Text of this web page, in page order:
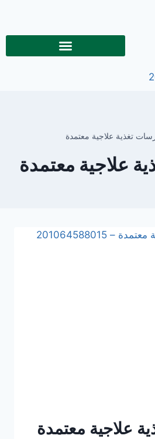
تغذية علاجية معتمدة
علاجية معتمدة
علاجية معتمدة